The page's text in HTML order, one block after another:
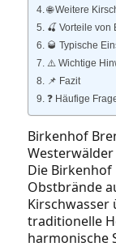
🌐 Weitere
🍒 Vorteile von
🥃 Typische
⚠️ Wichtige
📌 Fazit
❓ Häufige
Birkenhof
Die
Obstbrände
Kirschwasser
traditionelle
harmonische